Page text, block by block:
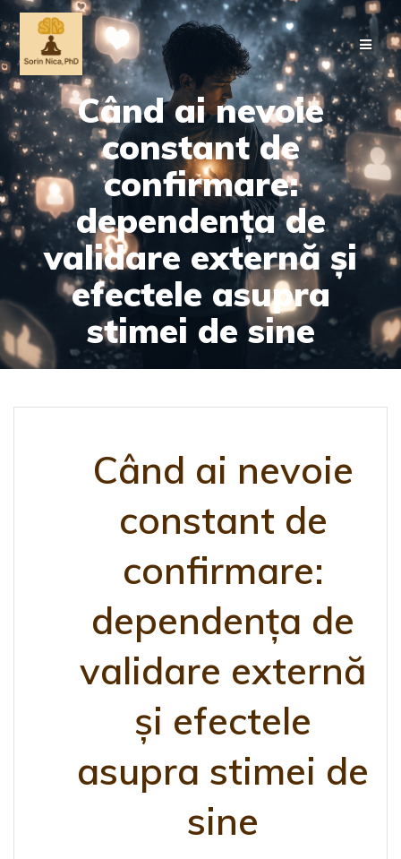
Skip
to
content
Când ai nevoie
constant de
confirmare:
dependența de
validare externă și
efectele asupra
stimei de sine
Când ai nevoie
constant de
confirmare:
dependența de
validare externă
și efectele
asupra stimei de
sine